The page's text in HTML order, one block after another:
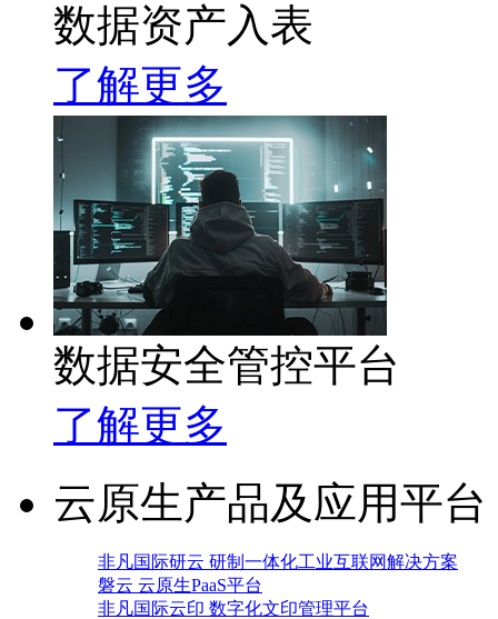
数据资产入表
了解更多
数据安全管控平台
了解更多
云原生产品及应用平台
非凡国际研云 研制一体化工业互联网解决方案
磐云 云原生PaaS平台
非凡国际云印 数字化文印管理平台